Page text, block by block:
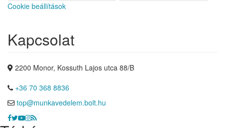
Cookie beállítások
Kapcsolat
2200 Monor, Kossuth Lajos utca 88/B
+36 70 368 8836
top@munkavedelem.bolt.hu